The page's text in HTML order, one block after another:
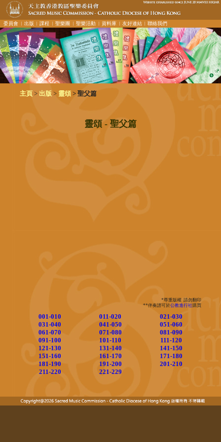
委員會 ︳出版 ︳課程 ︳聖樂團 ︳聖樂活動 ︳資料庫 ︳友好連結 ︳聯絡我們
主頁 > 出版 > 靈頌 > 聖父篇
靈頌 - 聖父篇
*尊重版權 請勿翻印
**伴奏譜可於公教進行社購買
001-010 011-020
021-030
031-040
041-050
051-060
061-070
071-080
081-090
091-100
101-110
111-120
121-130
131-140
141-150
151-160
161-170
171-180
181-190
191-200
201-210
211-220
221-229